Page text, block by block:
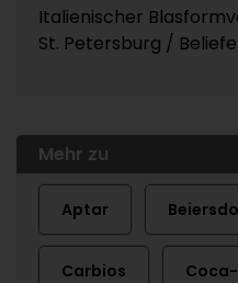
Italienischer
St. Petersburg /
Mehr zu
Aptar
Carbios